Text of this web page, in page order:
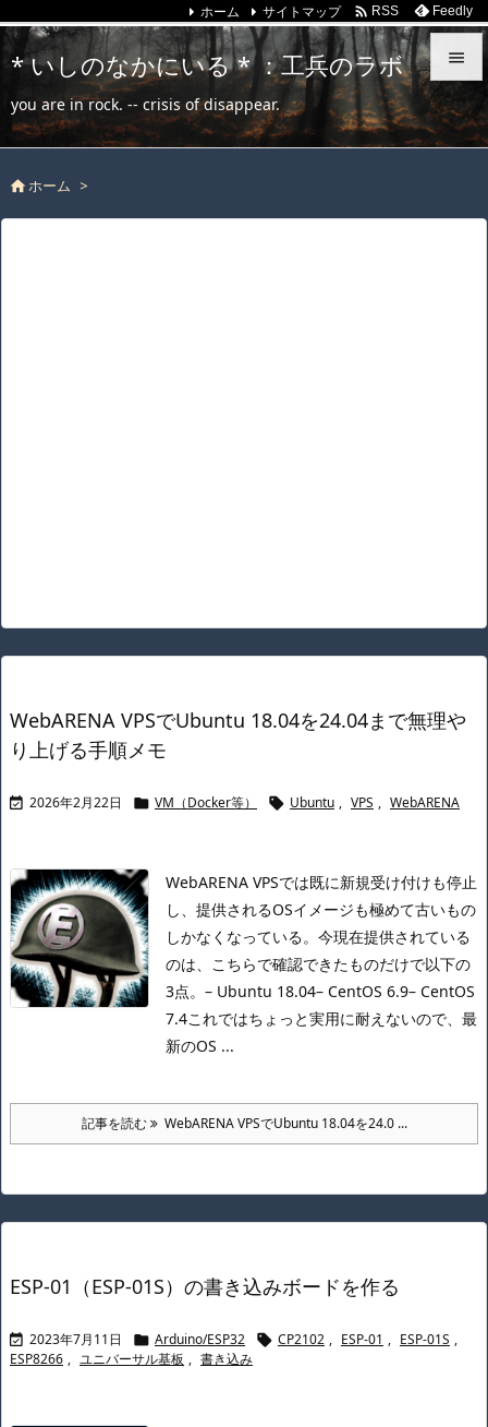
* いしのなかにいる * ：工兵のラボ
you are in rock. -- crisis of disappear.


メニュ

ホーム サイトマップ  RSS Feedly
ホーム >
WebARENA VPSでUbuntu 18.04を24.04まで無理や
り上げる手順メモ
 2026年2月22日  VM（Docker等）  Ubuntu , VPS , WebARENA
WebARENA VPSでは既に新規受け付けも停止
し、提供されるOSイメージも極めて古いもの
しかなくなっている。 今現在提供されている
のは、こちらで確認できたものだけで以下の
3点。 – Ubuntu 18.04– CentOS 6.9– CentOS
7.4これではちょっと実用に耐えないので、最
新のOS ...
記事を読む WebARENA VPSでUbuntu 18.04を24.0 ...
ESP-01（ESP-01S）の書き込みボードを作る
 2023年7月11日  Arduino/ESP32  CP2102 , ESP-01 , ESP-01S ,
ESP8266 , ユニバーサル基板 , 書き込み